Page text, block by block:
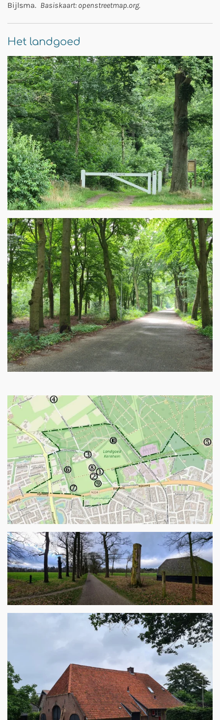
Bijlsma. Basiskaart: openstreetmap.org.
Het landgoed